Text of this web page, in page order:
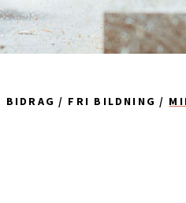
BIDRAG FRI BILDNING